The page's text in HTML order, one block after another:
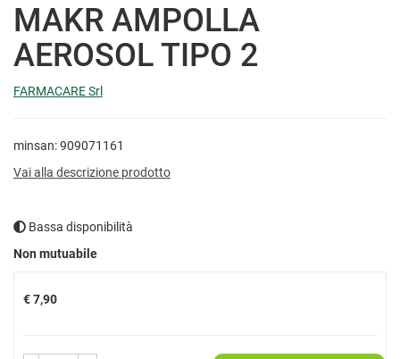
MAKR AMPOLLA
AEROSOL TIPO 2
FARMACARE Srl
minsan: 909071161
Vai alla descrizione prodotto
Bassa disponibilità
Non mutuabile
Prezzo
€ 7,90